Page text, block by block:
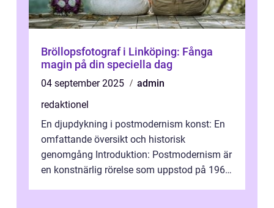
Bröllopsfotograf i Linköping: Fånga
magin på din speciella dag
04 september 2025
admin
redaktionel
En djupdykning i postmodernism konst: En
omfattande översikt och historisk
genomgång Introduktion: Postmodernism är
en konstnärlig rörelse som uppstod på 1960-